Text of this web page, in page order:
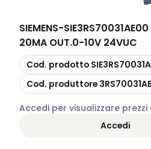
SIEMENS-
20MA OUT.0-10V 24VUC
copia
Cod. prodotto
copia
Cod. produttore
Accedi per visualizzare
Accedi